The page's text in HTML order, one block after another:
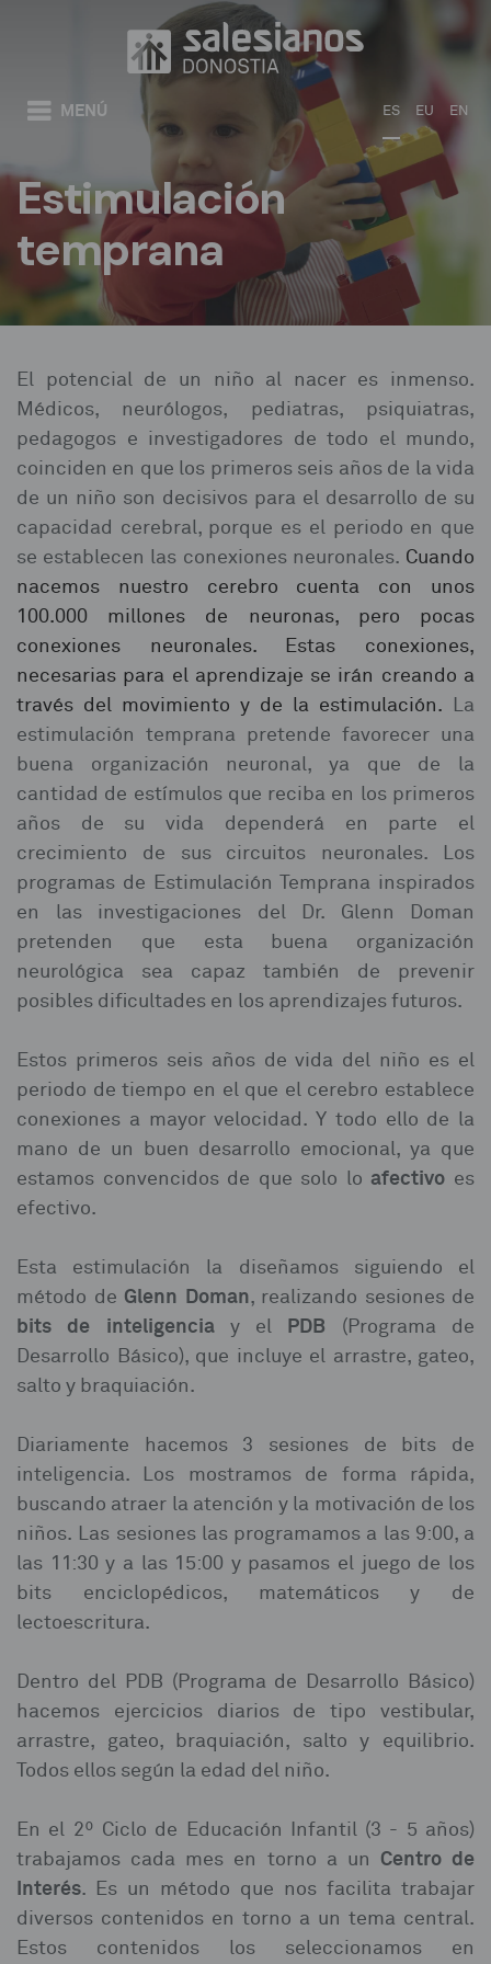
Pasar al contenido principal
MENÚ ES EU EN
Estimulación
temprana
Usted está aquí
El potencial de un niño al nacer es inmenso.
Médicos, neurólogos, pediatras, psiquiatras,
pedagogos e investigadores de todo el mundo,
coinciden en que los primeros seis años de la vida
de un niño son decisivos para el desarrollo de su
capacidad cerebral, porque es el periodo en que
se establecen las conexiones neuronales. Cuando
nacemos nuestro cerebro cuenta con unos
100.000 millones de neuronas, pero pocas
conexiones neuronales. Estas conexiones,
necesarias para el aprendizaje se irán creando a
través del movimiento y de la estimulación. La
estimulación temprana pretende favorecer una
buena organización neuronal, ya que de la
cantidad de estímulos que reciba en los primeros
años de su vida dependerá en parte el
crecimiento de sus circuitos neuronales. Los
programas de Estimulación Temprana inspirados
en las investigaciones del Dr. Glenn Doman
pretenden que esta buena organización
neurológica sea capaz también de prevenir
posibles dificultades en los aprendizajes futuros.
Estos primeros seis años de vida del niño es el
periodo de tiempo en el que el cerebro establece
conexiones a mayor velocidad. Y todo ello de la
mano de un buen desarrollo emocional, ya que
estamos convencidos de que solo lo afectivo es
efectivo.
Esta estimulación la diseñamos siguiendo el
método de Glenn Doman, realizando sesiones de
bits de inteligenciay el PDB (Programa de
Desarrollo Básico), que incluye el arrastre, gateo,
salto y braquiación.
Diariamente hacemos 3 sesiones de bits de
inteligencia. Los mostramos de forma rápida,
buscando atraer la atención y la motivación de los
niños. Las sesiones las programamos a las 9:00, a
las 11:30 y a las 15:00 y pasamos el juego de los
bits enciclopédicos, matemáticos y de
lectoescritura.
Dentro del PDB (Programa de Desarrollo Básico)
hacemos ejercicios diarios de tipo vestibular,
arrastre, gateo, braquiación, salto y equilibrio.
Todos ellos según la edad del niño.
En el 2º Ciclo de Educación Infantil (3 - 5 años)
trabajamos cada mes en torno a un Centro de
Interés. Es un método que nos facilita trabajar
diversos contenidos en torno a un tema central.
Estos contenidos los seleccionamos en